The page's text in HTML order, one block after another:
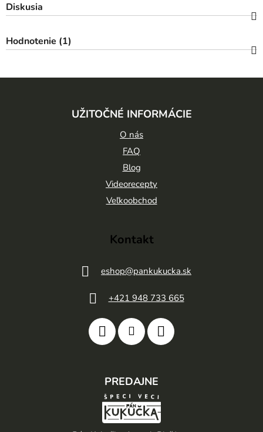
Diskusia
Hodnotenie (1)
UŽITOČNÉ INFORMÁCIE
O nás
FAQ
Blog
Videorecepty
Veľkoobchod
Kontakt
eshop@pankukucka.sk
+421 948 733 665
PREDAJNE